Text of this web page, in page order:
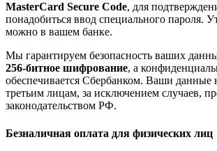
MasterCard Secure Code, для
понадобиться ввод специального пароля.
можно в вашем банке.
Мы гарантируем безопасность ваших
256-битное шифрование, а
обеспечивается Сбербанком. Ваши данные
третьим лицам, за исключением случаев,
законодательством РФ.
Безналичная оплата для физических лиц